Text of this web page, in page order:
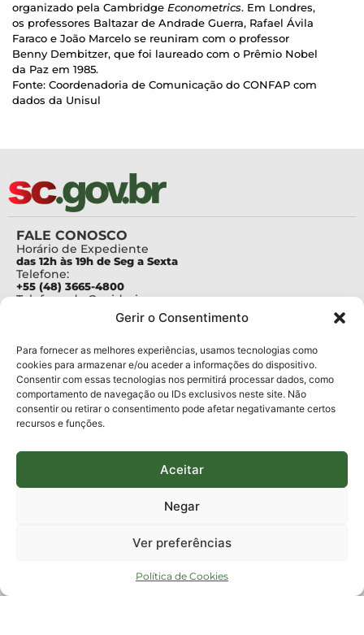
Gerir o Consentimento
Para fornecer as melhores experiências, usamos tecnologias como
cookies para armazenar e/ou aceder a informações do dispositivo.
Consentir com essas tecnologias nos permitirá processar dados, como
comportamento de navegação ou IDs exclusivos neste site. Não
consentir ou retirar o consentimento pode afetar negativamante certos
recursos e funções.
Aceitar
Negar
Ver preferências
Política de Cookies
organizado pela Cambridge Econometrics. Em Londres,
os professores Baltazar de Andrade Guerra, Rafael Ávila
Faraco e João Marcelo se reuniram com o professor
Benny Dembitzer, que foi laureado com o Prêmio Nobel
da Paz em 1985.
Fonte: Coordenadoria de Comunicação do CONFAP com
dados da Unisul
FALE CONOSCO
Horário de Expediente
das 12h às 19h de Seg a Sexta
Telefone:
+55 (48) 3665-4800
Telefone da Ouvidoria
Para assuntos relacionados à Pesquisa
pesquisa@fapesc.sc.gov.br
Para assuntos relacionados à Inovação
inovacao@fapesc.sc.gov.br
Para assuntos relacionados à Bolsas
bolsas@fapesc.sc.gov.br
Para assuntos relacionados à Prestação de Contas
Para assuntos relacionados à Plataforma
plataforma@fapesc.sc.gov.br
Jair Artur da Silva dpo@fapesc.sc.gov.br 3665-4831
km 01, Módulo 12A, Edifício Fapesc / Celta, 5° andar